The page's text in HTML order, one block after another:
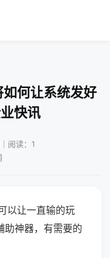
何让系统发好
快讯
阅读：1
以让一直输的玩
助神器，有需要的